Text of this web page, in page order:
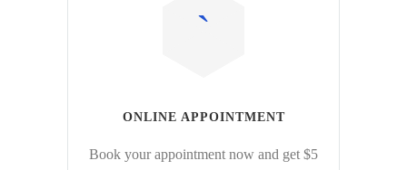
ONLINE APPOINTMENT
Book your appointment now and get $5